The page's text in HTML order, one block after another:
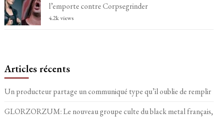
l’emporte contre Corpsegrinder
4.2k views
Articles récents
Un producteur partage un communiqué type qu’il oublie de remplir
GLORZORZUM: Le nouveau groupe culte du black metal français,